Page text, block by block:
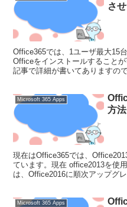
さ
Office365では、1ユーザ最大15
Officeをインストールすること
記事で詳細が書いてありますの
Microsoft 365 Apps
方法
現在はOffice365では、
ています。現在 office2013を使
は、Office2016に順次アップグ
Microsoft 365 Apps